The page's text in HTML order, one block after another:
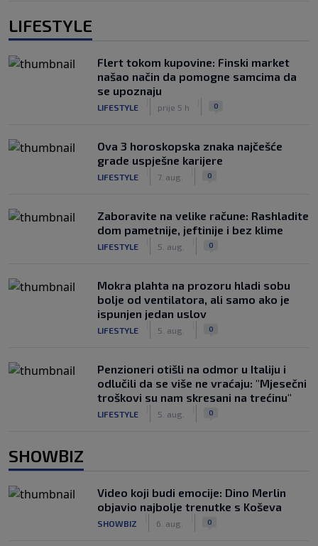
LIFESTYLE
Flert tokom kupovine: Finski market
našao način da pomogne samcima da
se upoznaju
LIFESTYLE prije 5 h 0
Ova 3 horoskopska znaka najčešće
grade uspješne karijere
LIFESTYLE 7. aug. 0
Zaboravite na velike račune: Rashladite
dom pametnije, jeftinije i bez klime
LIFESTYLE 5. aug. 0
Mokra plahta na prozoru hladi sobu
bolje od ventilatora, ali samo ako je
ispunjen jedan uslov
LIFESTYLE 5. aug. 0
Penzioneri otišli na odmor u Italiju i
odlučili da se više ne vraćaju: "Mjesečni
troškovi su nam skresani na trećinu"
LIFESTYLE 5. aug. 0
SHOWBIZ
Video koji budi emocije: Dino Merlin
objavio najbolje trenutke s Koševa
SHOWBIZ 6. aug. 0